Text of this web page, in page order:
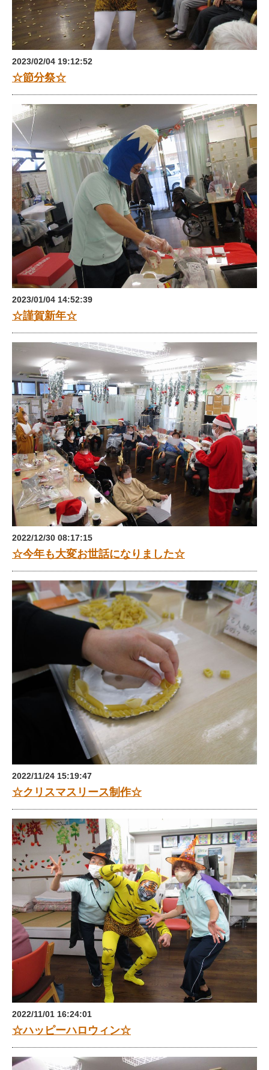
2023/02/04 19:12:52
☆節分祭☆
2023/01/04 14:52:39
☆謹賀新年☆
2022/12/30 08:17:15
☆今年も大変お世話になりました☆
2022/11/24 15:19:47
☆クリスマスリース制作☆
2022/11/01 16:24:01
☆ハッピーハロウィン☆